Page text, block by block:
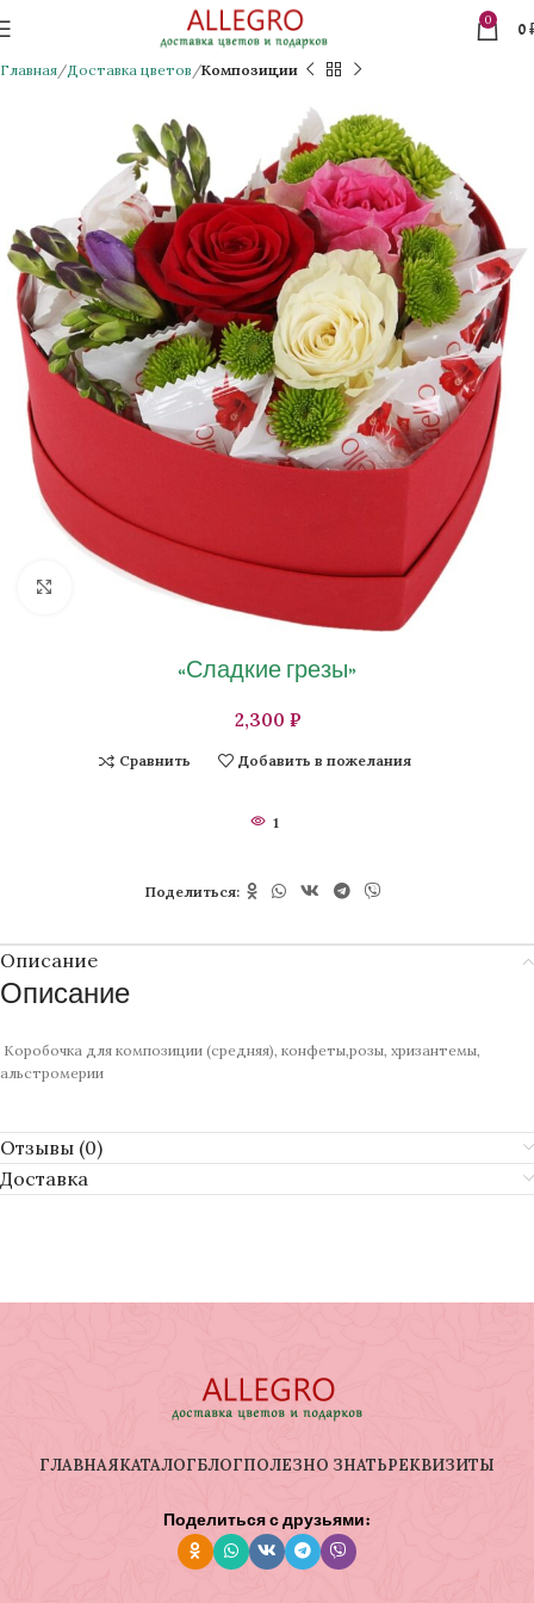
0 0
Главная Доставка цветов Композиции
Нажмите, чтобы увеличить изображение
«Сладкие грезы»
₽
Сравнить Добавить в пожелания
1
Поделиться:
Описание
Описание
Коробочка для композиции (средняя), конфеты,розы, хризантемы,
альстромерии
Отзывы (0)
Доставка
ГЛАВНАЯКАТАЛОГБЛОГПОЛЕЗНО ЗНАТЬРЕКВИЗИТЫ
Поделиться с друзьями: